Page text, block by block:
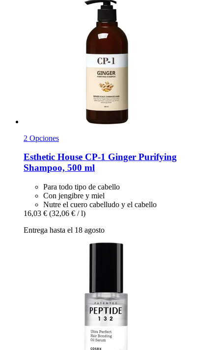
2 Opciones
Esthetic House CP-​1 Ginger Purifying
Shampoo, 500 ml
Para todo tipo de cabello
Con jengibre y miel
Nutre el cuero cabelludo y el cabello
16,03 € (32,06 € / l)
Entrega hasta el 18 agosto